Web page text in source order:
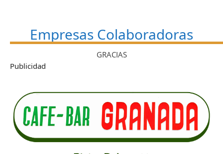
Empresas Colaboradoras
GRACIAS
Publicidad